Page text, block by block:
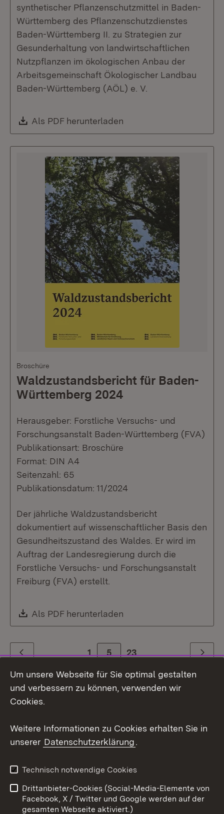
synthetischer Pflanzenschutzmittel in Baden-
Württemberg des Pflanzenschutzdienstes
Baden-Württemberg II. zu Strategien zur
Gesunderhaltung von landwirtschaftlichen
Nutzpflanzen im ökologischen Anbau der
Arbeitsgemeinschaft Ökologischer Landbau
Baden-Württemberg (AÖL) e. V.
Download:
Als PDF herunterladen
Broschüre
Waldzustandsbericht für Baden-
Württemberg 2024
Herausgeber: Forstliche Versuchs- und
Forschungsanstalt Baden-Württemberg (FVA)
Publikationsart: Broschüre
Format: DIN A4
Seitenzahl: 65
Publikationsdatum: 11/2024
Der jährliche Waldzustandsbericht
dokumentiert auf wissenschaftlicher Basis den
Gesundheitszustand des Waldes. Er wird im
Auftrag der Landesregierung durch die
Forstliche Versuchs- und Forschungsanstalt
Freiburg (FVA) erstellt.
Download:
Als PDF herunterladen
Zurück 1 Zur Seite
5 23 Weiter
Themenübersicht
Social Media
Um unsere Webseite für Sie optimal gestalten
und verbessern zu können, verwenden wir
Cookies.
Weitere Informationen zu Cookies erhalten Sie in
unserer Datenschutzerklärung.
Technisch notwendige Cookies
Drittanbieter-Cookies (Social-Media-Elemente von
Facebook, X / Twitter und Google werden auf der
gesamten Webseite aktiviert.)